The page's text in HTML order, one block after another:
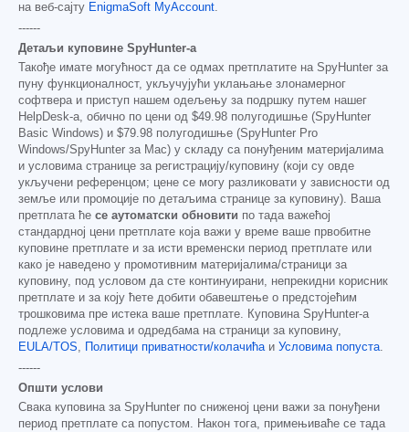
на веб-сајту EnigmaSoft MyAccount.
------
Детаљи куповине SpyHunter-а
Такође имате могућност да се одмах претплатите на SpyHunter за
пуну функционалност, укључујући уклањање злонамерног
софтвера и приступ нашем одељењу за подршку путем нашег
HelpDesk-а, обично по цени од $49.98 полугодишње (SpyHunter
Basic Windows) и $79.98 полугодишње (SpyHunter Pro
Windows/SpyHunter за Mac) у складу са понуђеним материјалима
и условима странице за регистрацију/куповину (који су овде
укључени референцом; цене се могу разликовати у зависности од
земље или промоције по детаљима странице за куповину). Ваша
претплата ће се аутоматски обновити по тада важећој
стандардној цени претплате која важи у време ваше првобитне
куповине претплате и за исти временски период претплате или
како је наведено у промотивним материјалима/страници за
куповину, под условом да сте континуирани, непрекидни корисник
претплате и за коју ћете добити обавештење о предстојећим
трошковима пре истека ваше претплате. Куповина SpyHunter-а
подлеже условима и одредбама на страници за куповину,
EULA/TOS, Политици приватности/колачићаи Условима попуста.
------
Општи услови
Свака куповина за SpyHunter по сниженој цени важи за понуђени
период претплате са попустом. Након тога, примењиваће се тада